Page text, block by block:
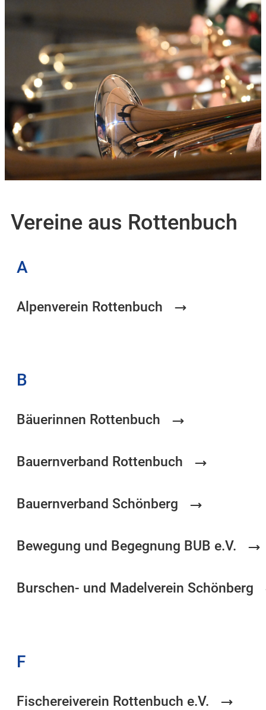
Vereine aus Rottenbuch
A
Alpenverein Rottenbuch
B
Bäuerinnen Rottenbuch
Bauernverband Rottenbuch
Bauernverband Schönberg
Bewegung und Begegnung BUB e.V.
Burschen- und Madelverein Schönberg
F
Fischereiverein Rottenbuch e.V.